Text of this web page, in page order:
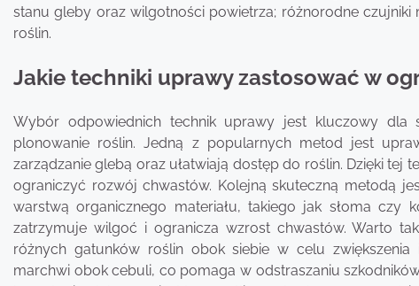
stanu gleby oraz wilgotności powietrza; różnorodne
roślin.
Jakie techniki uprawy zastosować w
Wybór odpowiednich technik uprawy jest kluczowy dla
plonowanie roślin. Jedną z popularnych metod jest
zarządzanie glebą oraz ułatwiają dostęp do roślin. Dzięki
ograniczyć rozwój chwastów. Kolejną skuteczną metodą
warstwą organicznego materiału, takiego jak słoma
zatrzymuje wilgoć i ogranicza wzrost chwastów. Warto
różnych gatunków roślin obok siebie w celu zwiększenia
marchwi obok cebuli, co pomaga w odstraszaniu